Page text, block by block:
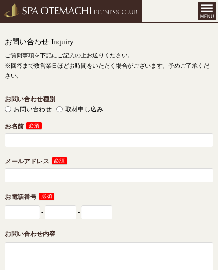
お問い合わせ Inquiry
ご質問事項を下記にご記入の上お送りください。
※回答まで数営業日ほどお時間をいただく場合がございます。予めご了承くだ
さい。
お問い合わせ種別
お問い合わせ
取材申し込み
お名前 必須
メールアドレス 必須
お電話番号 必須
- -
お問い合わせ内容